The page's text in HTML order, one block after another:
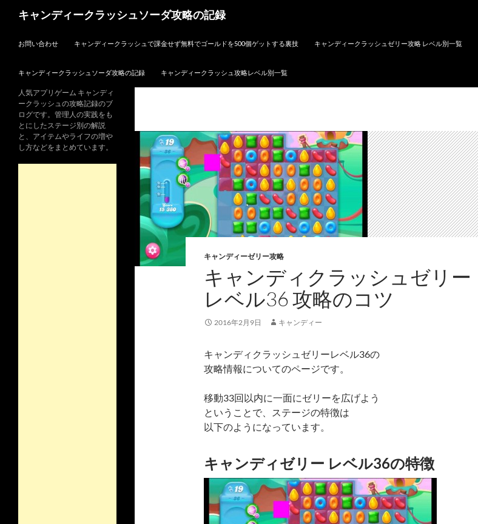
キャンディークラッシュソーダ攻略の記録
お問い合わせ
キャンディークラッシュで課金せず無料でゴールドを500個ゲットする裏技 キャンディークラッシュゼリー攻略 レベル別一覧
キャンディークラッシュソーダ攻略の記録 キャンディークラッシュ攻略レベル別一覧
キャンディーゼリー攻略
キャンディクラッシュゼリー
レベル36 攻略のコツ
2016年2月9日 キャンディー
キャンディクラッシュゼリーレベル36の
攻略情報についてのページです。
移動33回以内に一面にゼリーを広げよう
ということで、ステージの特徴は
以下のようになっています。
キャンディゼリー レベル36の特徴
人気アプリゲーム キャンディ
ークラッシュの攻略記録のブ
ログです。管理人の実践をも
とにしたステージ別の解説
と、アイテムやライフの増や
し方などをまとめています。